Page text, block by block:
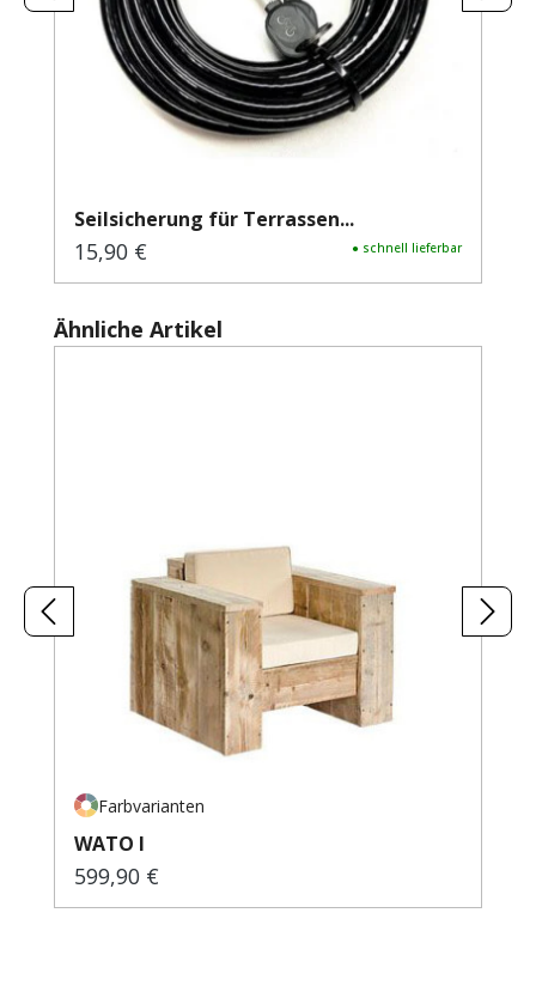
Seilsicherung für Terrassen...
Regulärer Preis:
15,90 € ● schnell lieferbar
Produktgalerie überspringen
Ähnliche Artikel
Farbvarianten
WATO I
Regulärer Preis:
599,90 €